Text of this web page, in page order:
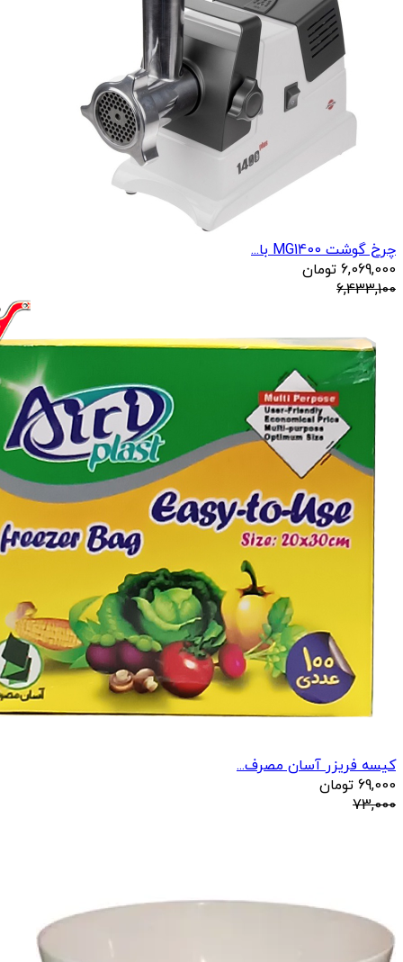
چرخ گوشت MG1400 با...
6,069,000 تومان
6,433,100
کیسه فریزر آسان مصرف...
69,000 تومان
73,000